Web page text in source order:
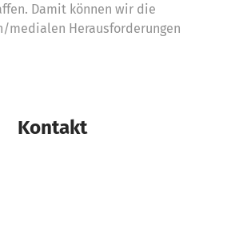
Damit können wir die
Herausforderungen
Kontakt